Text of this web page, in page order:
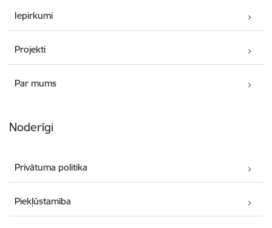
Iepirkumi
Projekti
Par mums
Noderīgi
Privātuma politika
Piekļūstamība